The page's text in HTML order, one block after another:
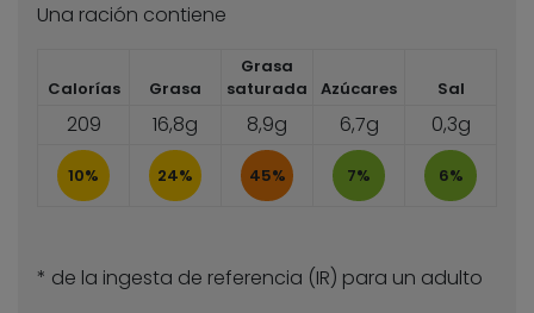
Una ración contiene
Calorías Grasa
Grasa
saturada
Azúcares Sal
209 16,8g 8,9g 6,7g 0,3g
10% 24% 45% 7% 6%
* de la ingesta de referencia (IR) para un adulto